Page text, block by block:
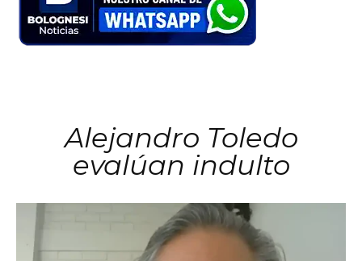
Alejandro Toledo
evalúan indulto